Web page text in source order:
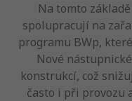
Na tomto
spolupracují na
programu BWp,
Nové
konstrukcí, což
často i při provozu